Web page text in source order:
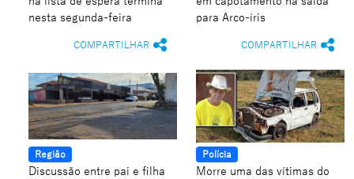
nesta segunda-feira
COMPARTILHAR
para Arco-íris
COMPARTILHAR
Região
Discussão entre pai e filha
Polícia
Morre uma das vítimas do